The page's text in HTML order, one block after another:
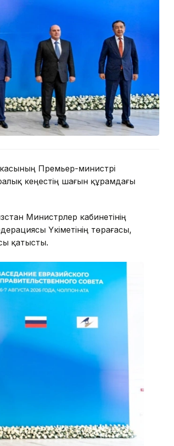
Премьер-министрі
кеңестің шағын құрамдағы
Министрлер кабинетінің
Үкіметінің төрағасы,
қатысты.